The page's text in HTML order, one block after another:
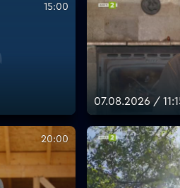
15:00
07.08.2026 /
20:00